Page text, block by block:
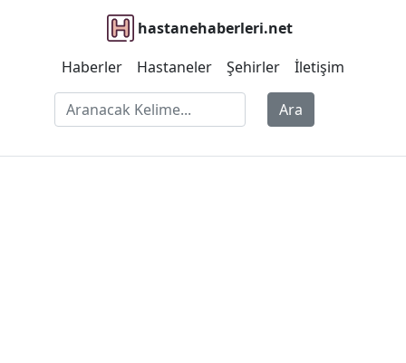
hastanehaberleri.net
Haberler
Hastaneler Şehirler İletişim
Ara